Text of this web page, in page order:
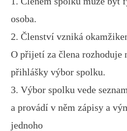
osoba.
2. Členství vzniká
O přijetí za člena rozhoduje
přihlášky výbor spolku.
3. Výbor spolku vede
a provádí v něm zápisy a
jednoho